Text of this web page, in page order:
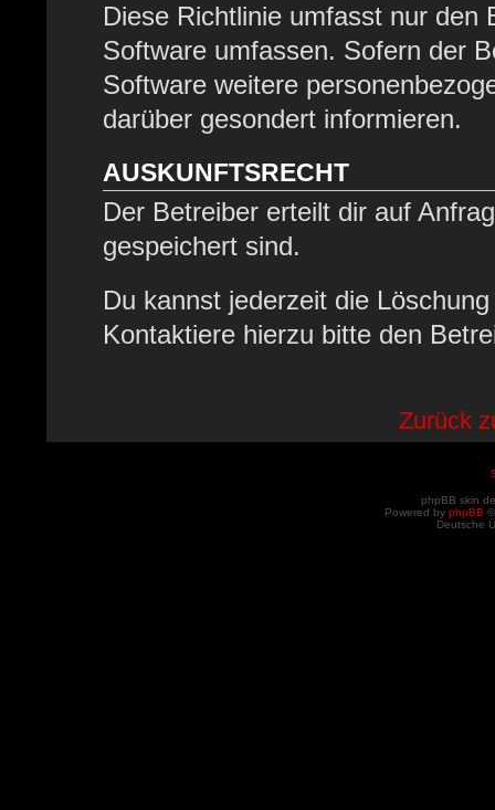
Diese Richtlinie umfasst nur den
Software umfassen. Sofern der
Software weitere
darüber gesondert informieren.
AUSKUNFTSRECHT
Der Betreiber erteilt dir auf
gespeichert sind.
Du kannst jederzeit die
Kontaktiere hierzu bitte den
Zurück
phpBB skin
Powered by phpBB
Deutsche